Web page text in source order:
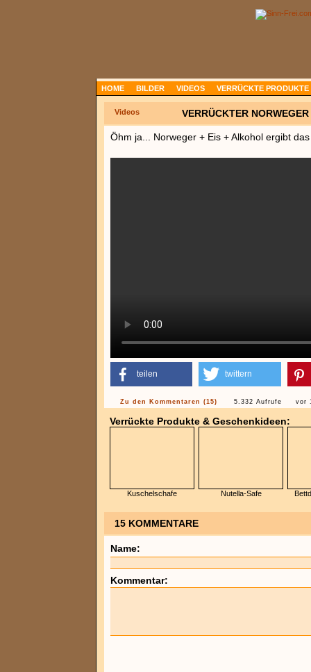
HOME BILDER VIDEOS VERRÜCKTE PRODUKTE
Videos VERRÜCKTER
Öhm ja... Norweger + Eis + Alkohol ergibt
teilen twittern
Zu den Kommentaren (15) 5.332 Aufrufe vor
Verrückte Produkte & Geschenkideen:
Kuschelschafe Nutella-Safe
15 KOMMENTARE
Name:
Kommentar: